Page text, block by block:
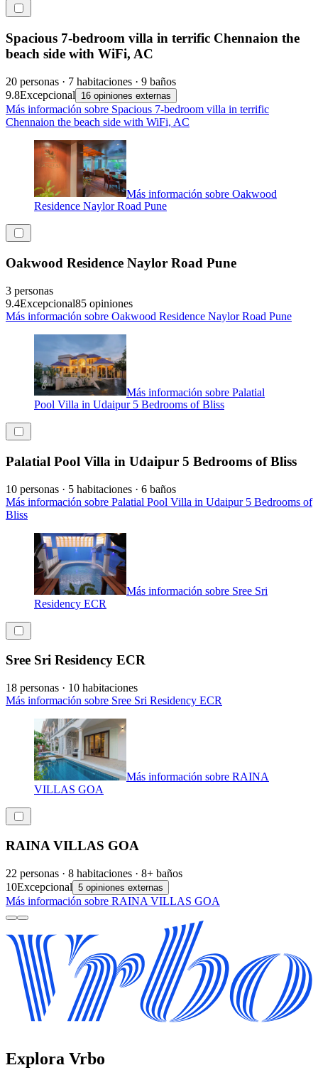
Spacious 7-bedroom villa in terrific Chennaion the
beach side with WiFi, AC
20 personas · 7 habitaciones · 9 baños
9.8Excepcional 16 opiniones externas
Más información sobre Spacious 7-bedroom villa in terrific
Chennaion the beach side with WiFi, AC
Más información sobre Oakwood
Residence Naylor Road Pune
Oakwood Residence Naylor Road Pune
3 personas
9.4Excepcional85 opiniones
Más información sobre Oakwood Residence Naylor Road Pune
Más información sobre Palatial
Pool Villa in Udaipur 5 Bedrooms of Bliss
Palatial Pool Villa in Udaipur 5 Bedrooms of Bliss
10 personas · 5 habitaciones · 6 baños
Más información sobre Palatial Pool Villa in Udaipur 5 Bedrooms of
Bliss
Más información sobre Sree Sri
Residency ECR
Sree Sri Residency ECR
18 personas · 10 habitaciones
Más información sobre Sree Sri Residency ECR
Más información sobre RAINA
VILLAS GOA
RAINA VILLAS GOA
22 personas · 8 habitaciones · 8+ baños
10Excepcional 5 opiniones externas
Más información sobre RAINA VILLAS GOA
Explora Vrbo